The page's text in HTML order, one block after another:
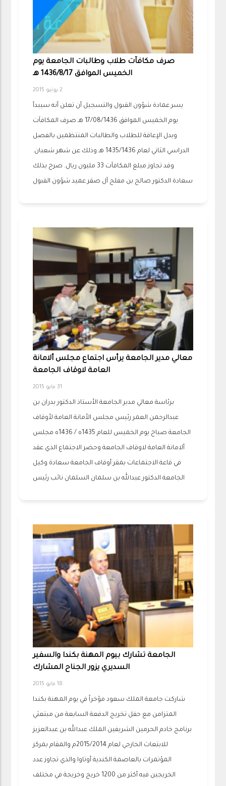
صرف مكافآت طلاب وطالبات الجامعة يوم
الخميس الموافق 1436/8/17 هـ
2 يونيو 2015
يسر عمادة شؤون القبول والتسجيل أن تعلن أنه سيبدأ
يوم الخميس الموافق 17/08/1436 هـ صرف المكافآت
وبدل الإعاقة للطلاب والطالبات المنتظمين بالفصل
الدراسي الثاني لعام 1435/1436 هـ وذلك عن شهر شعبان.
وقد تجاوز مبلغ المكافآت 33 مليون ريال. صرح بذلك
سعادة الدكتور صالح بن مفلح آل صقر عميد شؤون القبول
معالي مدير الجامعة يرأس اجتماع مجلس ألامانة
العامة لاوقاف الجامعة
31 مايو 2015
برئاسة معالي مدير الجامعة الأستاذ الدكتور بدران بن
عبدالرحمن العمر رئيس مجلس الأمانة العامة لأوقاف
الجامعة صباح يوم الخميس للعام 1435ه / 1436ه مجلس
ألامانة العامة لاوقاف الجامعة وحضر الاجتماع الذي عقد
في قاعة الاجتماعات بمقر أوقاف الجامعة سعادة وكيل
الجامعة الدكتور عبدالله بن سلمان السلمان نائب رئيس
الجامعة تشارك بيوم المهنة بكندا والسفير
السديري يزور الجناح المشارك
18 مايو 2015
شاركت جامعة الملك سعود مؤخراً في يوم المهنة بكندا
المتزامن مع حفل تخريج الدفعة السابعة من مبتعثي
برنامج خادم الحرمين الشريفين الملك عبدالله بن عبدالعزيز
للابتعاث الخارجي لعام 2015/2014م والمقام بمركز
المؤتمرات بالعاصمة الكندية أوتاوا والذي تجاوز عدد
الخريجين فيه أكثر من 1200 خريج وخريجة في مختلف